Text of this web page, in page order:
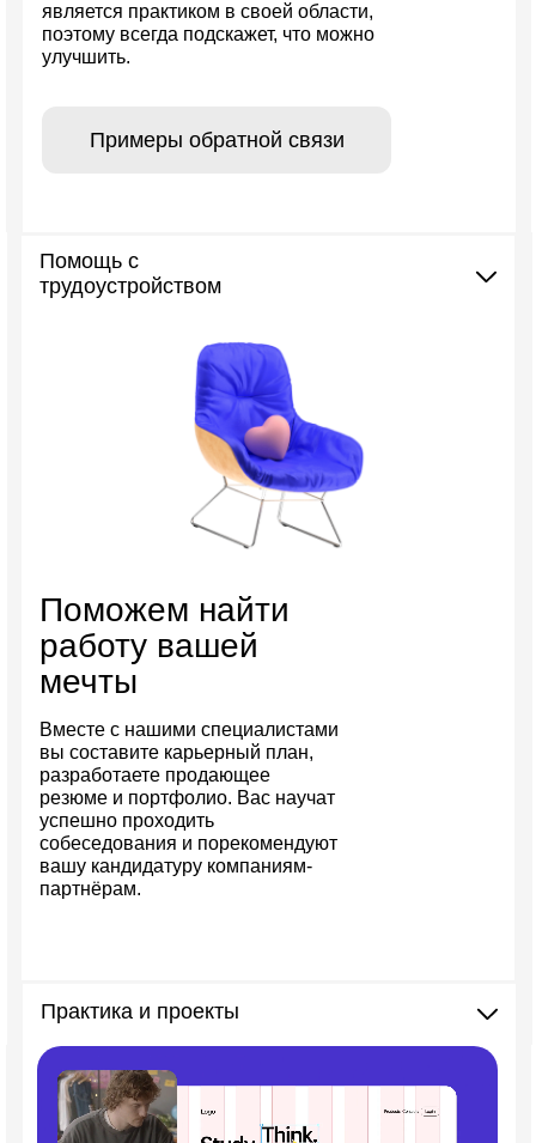
является практиком в своей области,
поэтому всегда подскажет, что можно
улучшить.
Примеры обратной связи
Помощь с
трудоустройством
Поможем найти
работу вашей
мечты
Вместе с нашими специалистами
вы составите карьерный план,
разработаете продающее
резюме и портфолио. Вас научат
успешно проходить
собеседования и порекомендуют
вашу кандидатуру компаниям-
партнёрам.
Практика и проекты